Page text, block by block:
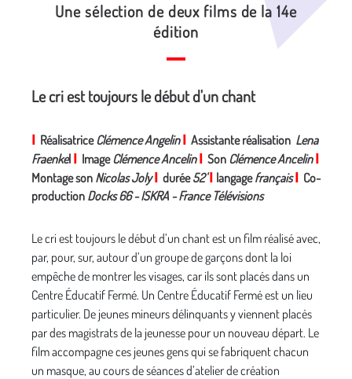
Une sélection de deux films de la 14e
édition
Le cri est toujours le début d'un chant
RéalisatriceClémence Angelin Assistante réalisation Lena
Fraenkel ImageClémence Ancelin Son Clémence Ancelin
Montage son Nicolas Joly durée52'I langagefrançais
Co-
production Docks 66 - ISKRA - France Télévisions
Le cri est toujours le début d’un chant est un film réalisé avec,
par, pour, sur, autour d’un groupe de garçons dont la loi
empêche de montrer les visages, car ils sont placés dans un
Centre Éducatif Fermé. Un Centre Éducatif Fermé est un lieu
particulier. De jeunes mineurs délinquants y viennent placés
par des magistrats de la jeunesse pour un nouveau départ. Le
film accompagne ces jeunes gens qui se fabriquent chacun
un masque, au cours de séances d’atelier de création